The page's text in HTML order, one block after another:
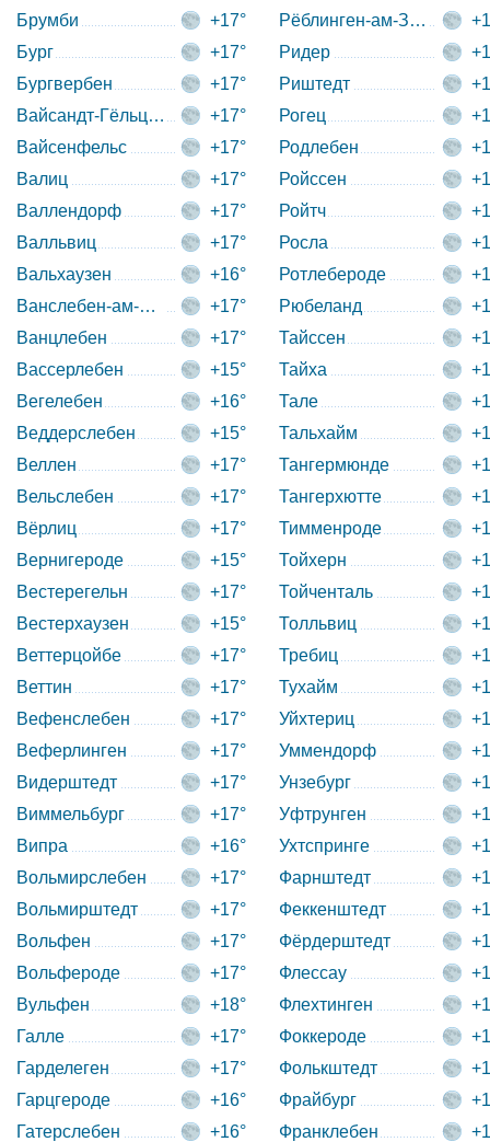
Брумби
+17°
Бург
+17°
Бургвербен
+17°
Вайсандт-Гёльцау
+17°
Вайсенфельс
+17°
Валиц
+17°
Валлендорф
+17°
Валльвиц
+17°
Вальхаузен
+16°
Ванслебен-ам-Зее
+17°
Ванцлебен
+17°
Вассерлебен
+15°
Вегелебен
+16°
Веддерслебен
+15°
Веллен
+17°
Вельслебен
+17°
Вёрлиц
+17°
Вернигероде
+15°
Вестерегельн
+17°
Вестерхаузен
+15°
Веттерцойбе
+17°
Веттин
+17°
Вефенслебен
+17°
Веферлинген
+17°
Видерштедт
+17°
Виммельбург
+17°
Випра
+16°
Вольмирслебен
+17°
Вольмирштедт
+17°
Вольфен
+17°
Вольфероде
+17°
Вульфен
+18°
Галле
+17°
Гарделеген
+17°
Гарцгероде
+16°
Гатерслебен
+16°
Рёблинген-ам-Зее
Ридер
Риштедт
Рогец
Родлебен
Ройссен
Ройтч
Росла
Ротлебероде
Рюбеланд
Тайссен
Тайха
Тале
Тальхайм
Тангермюнде
Тангерхютте
Тимменроде
Тойхерн
Тойченталь
Толльвиц
Требиц
Тухайм
Уйхтериц
Уммендорф
Унзебург
Уфтрунген
Ухтспринге
Фарнштедт
Феккенштедт
Фёрдерштедт
Флессау
Флехтинген
Фоккероде
Фолькштедт
Фрайбург
Франклебен